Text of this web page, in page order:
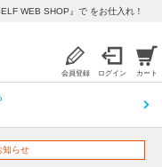
WEB SHOP』で をお仕入れ！
会員登録 ログイン カート
知らせ